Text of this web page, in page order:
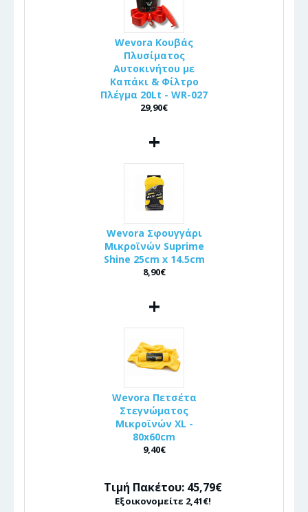
Wevora Κουβάς
Πλυσίματος
Αυτοκινήτου με
Καπάκι & Φίλτρο
Πλέγμα 20Lt - WR-027
29,90€
+
Wevora Σφουγγάρι
Μικροϊνών Suprime
Shine 25cm x 14.5cm
8,90€
+
Wevora Πετσέτα
Στεγνώματος
Μικροϊνών XL -
80x60cm
9,40€
Τιμή Πακέτου: 45,79€
Εξοικονομείτε 2,41€!